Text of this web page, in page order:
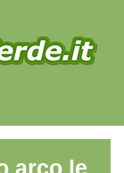
arco le